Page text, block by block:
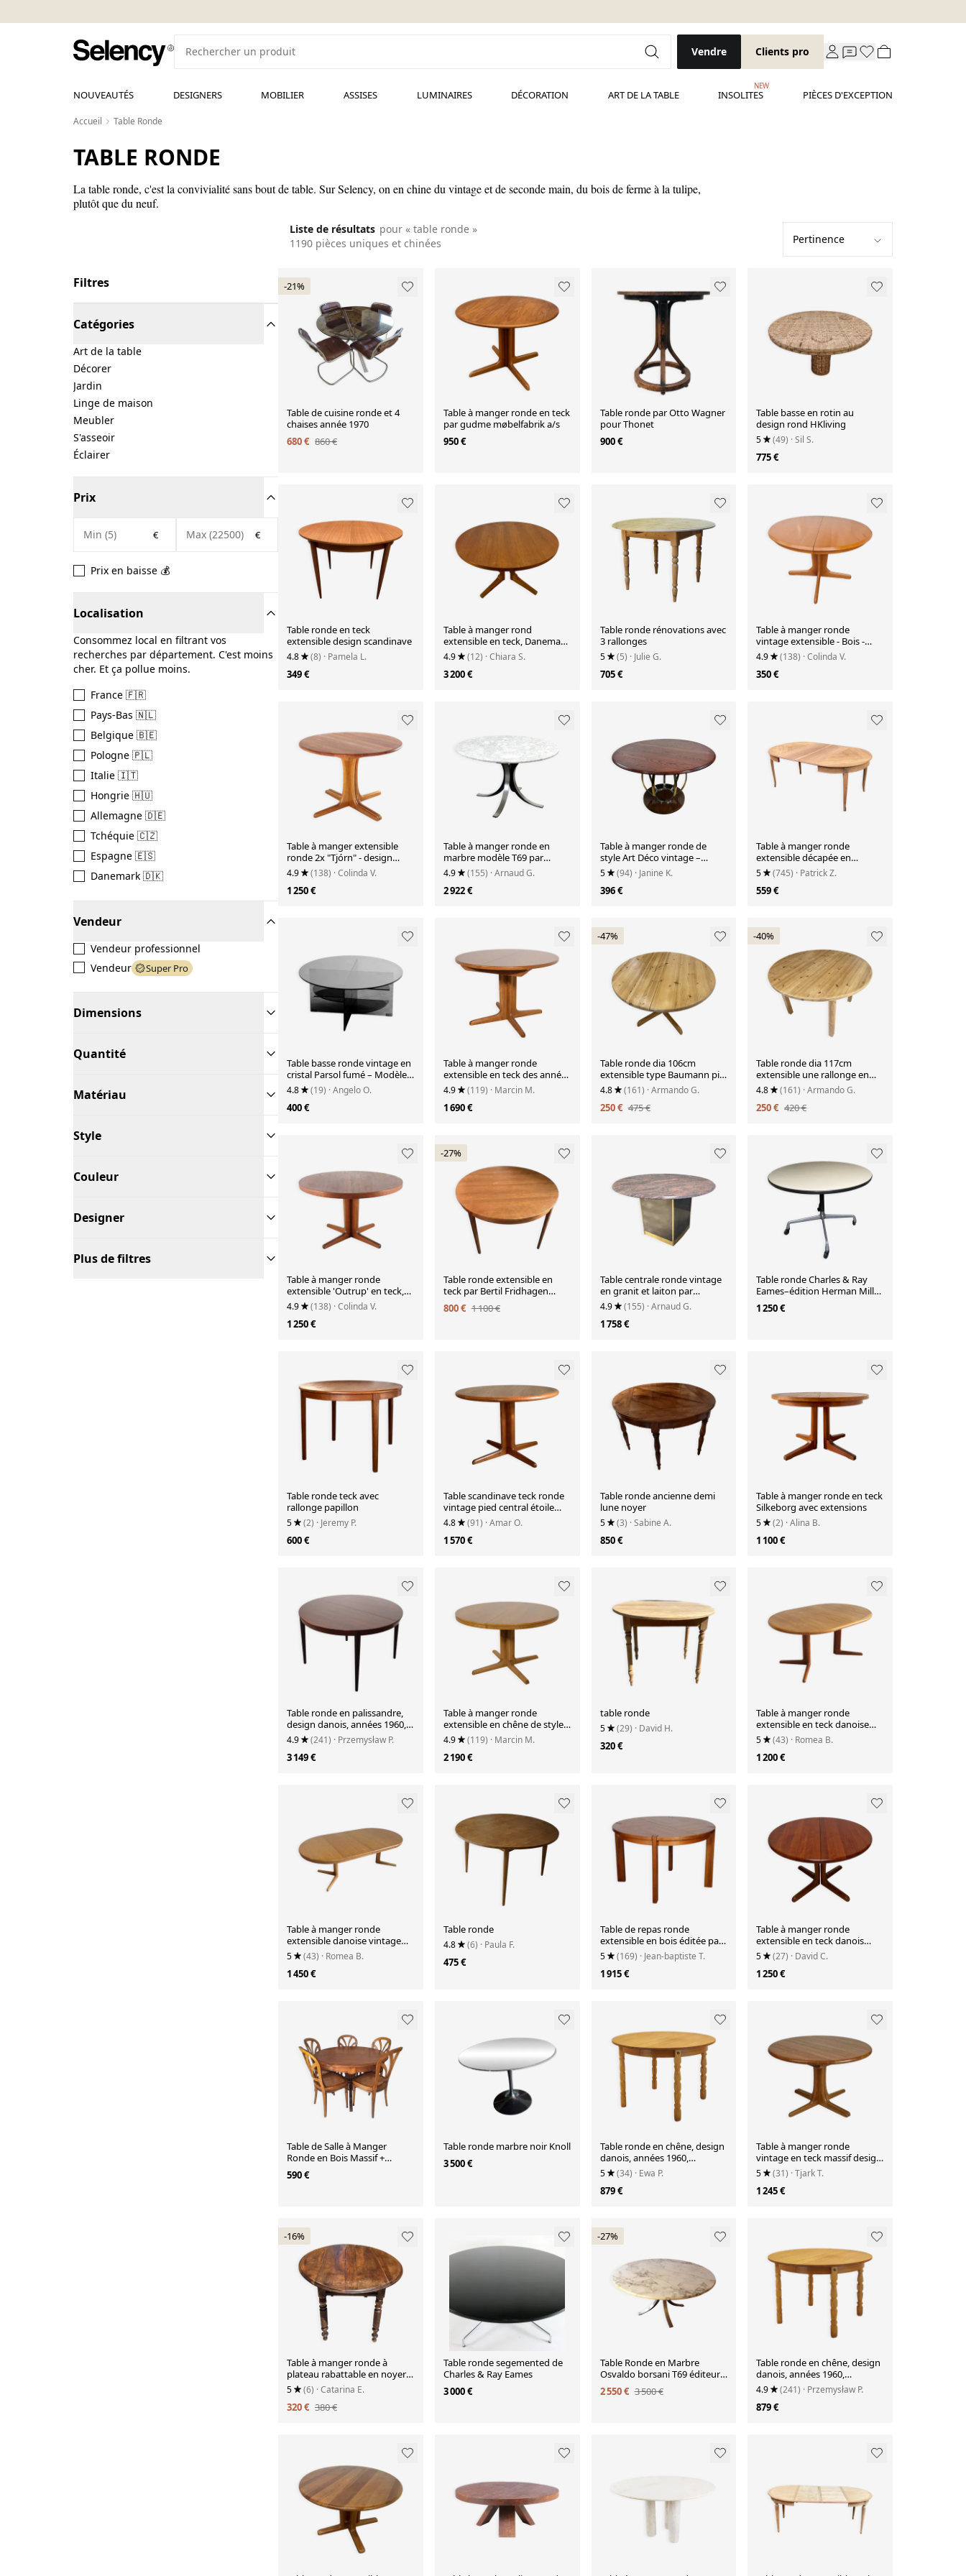
Vendre Clients pro
NOUVEAUTÉS DESIGNERS MOBILIER ASSISES LUMINAIRES DÉCORATION ART DE LA TABLE INSOLITES
NEW
PIÈCES D'EXCEPTION
Accueil Table Ronde
TABLE RONDE
La table ronde, c'est la convivialité sans bout de table. Sur Selency, on en chine du vintage et de seconde main, du bois de ferme à la tulipe,
plutôt que du neuf.
Liste de résultats pour « table ronde »
1190 pièces uniques et chinées
Filtres
Catégories
Art de la table
Décorer
Jardin
Linge de maison
Meubler
S'asseoir
Éclairer
Prix
€ €
Prix en baisse 💰
Localisation
Consommez local en filtrant vos
recherches par département. C'est moins
cher. Et ça pollue moins.
France 🇫🇷
Pays-Bas 🇳🇱
Belgique 🇧🇪
Pologne 🇵🇱
Italie 🇮🇹
Hongrie 🇭🇺
Allemagne 🇩🇪
Tchéquie 🇨🇿
Espagne 🇪🇸
Danemark 🇩🇰
Vendeur
Vendeur professionnel
Vendeur
Super Pro
Dimensions
Quantité
Matériau
Style
Couleur
Designer
Plus de filtres
-21%
Table de cuisine ronde et 4
chaises année 1970
680 € 860 €
Table à manger ronde en teck
par gudme møbelfabrik a/s
950 €
Table ronde par Otto Wagner
pour Thonet
900 €
Table basse en rotin au
design rond HKliving
5 (49) · Sil S.
775 €
Table ronde en teck
extensible design scandinave
4.8 (8) · Pamela L.
349 €
Table à manger rond
extensible en teck, Danemark
1960
4.9 (12) · Chiara S.
3 200 €
Table ronde rénovations avec
3 rallonges
5 (5) · Julie G.
705 €
Table à manger ronde
vintage extensible - Bois -
Table extensible - Table à
manger
4.9 (138) · Colinda V.
350 €
Table à manger extensible
ronde 2x "Tjórn" - design
danois en teck
4.9 (138) · Colinda V.
1 250 €
Table à manger ronde en
marbre modèle T69 par
Osvaldo Borsani pour Tecno,
années 1970
4.9 (155) · Arnaud G.
2 922 €
Table à manger ronde de
style Art Déco vintage –
Plateau en chêne et base en
chrome – Design
5 (94) · Janine K.
396 €
Table à manger ronde
extensible décapée en
merisier marqueterie Louis
XVI 1
5 (745) · Patrick Z.
559 €
Table basse ronde vintage en
cristal Parsol fumé – Modèle
enregistré, Italie années 1970
4.8 (19) · Angelo O.
400 €
Table à manger ronde
extensible en teck des années
1950, Royaume-Uni
4.9 (119) · Marcin M.
1 690 €
-47%
Table ronde dia 106cm
extensible type Baumann pin
massif vintage 1970
4.8 (161) · Armando G.
250 € 475 €
-40%
Table ronde dia 117cm
extensible une rallonge en
pin massif vintage an 1970
4.8 (161) · Armando G.
250 € 420 €
Table à manger ronde
extensible 'Outrup' en teck,
Danemark
4.9 (138) · Colinda V.
1 250 €
-27%
Table ronde extensible en
teck par Bertil Fridhagen
pour Bodafors
800 € 1 100 €
Table centrale ronde vintage
en granit et laiton par
Belgochrom, années 1970.
4.9 (155) · Arnaud G.
1 758 €
Table ronde Charles & Ray
Eames–édition Herman Miller
authentifiée - h 65cm
1 250 €
Table ronde teck avec
rallonge papillon
5 (2) · Jeremy P.
600 €
Table scandinave teck ronde
vintage pied central étoile
extensible
4.8 (91) · Amar O.
1 570 €
Table ronde ancienne demi
lune noyer
5 (3) · Sabine A.
850 €
Table à manger ronde en teck
Silkeborg avec extensions
5 (2) · Alina B.
1 100 €
Table ronde en palissandre,
design danois, années 1960,
designer : Severin Hansen
4.9 (241) · Przemysław P.
3 149 €
Table à manger ronde
extensible en chêne de style
mid-century par Farstrup
Møbler, Danemark, années
1970.
4.9 (119) · Marcin M.
2 190 €
table ronde
5 (29) · David H.
320 €
Table à manger ronde
extensible en teck danoise
vintage des années 1960
5 (43) · Romea B.
1 200 €
Table à manger ronde
extensible danoise vintage
des années 1960
5 (43) · Romea B.
1 450 €
Table ronde
4.8 (6) · Paula F.
475 €
Table de repas ronde
extensible en bois éditée par
Monopoly, 1970
5 (169) · Jean-baptiste T.
1 915 €
Table à manger ronde
extensible en teck danois
vintage des années 1970 par
Langeskov Møbelfabrik
5 (27) · David C.
1 250 €
Table de Salle à Manger
Ronde en Bois Massif +
Rallonges et Chaises
590 €
Table ronde marbre noir Knoll
3 500 €
Table ronde en chêne, design
danois, années 1960,
designer : Henning Kjærnulf
5 (34) · Ewa P.
879 €
Table à manger ronde
vintage en teck massif design
danois années 70
5 (31) · Tjark T.
1 245 €
-16%
Table à manger ronde à
plateau rabattable en noyer
massif, fin 19ème
5 (6) · Catarina E.
320 € 380 €
Table ronde segemented de
Charles & Ray Eames
3 000 €
-27%
Table Ronde en Marbre
Osvaldo borsani T69 éditeur
tecno italie 1960
2 550 € 3 500 €
Table ronde en chêne, design
danois, années 1960,
designer : Henning Kjærnulf
4.9 (241) · Przemysław P.
879 €